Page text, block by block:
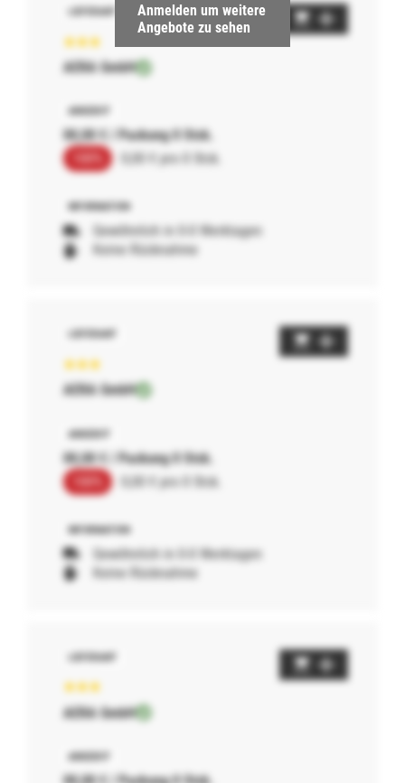
Anmelden um weitere
Angebote zu sehen
AERA GmbH
00,00 € / Packung 0 Stck.
0,00 € pro 0 Stck.
Gewöhnlich in 0-0 Werktagen
Keine Rücknahme
AERA GmbH
00,00 € / Packung 0 Stck.
0,00 € pro 0 Stck.
Gewöhnlich in 0-0 Werktagen
Keine Rücknahme
AERA GmbH